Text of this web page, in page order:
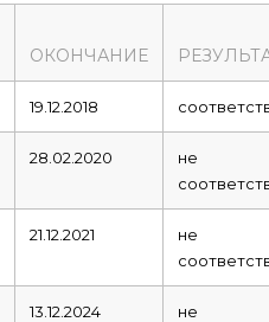
ОКОНЧАНИЕ
19.12.2018
28.02.2020
не
21.12.2021
не
13.12.2024
не